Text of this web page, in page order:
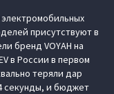
присутствуют в
бренд VOYAH на
в России в первом
теряли дар
секунды, и бюджет